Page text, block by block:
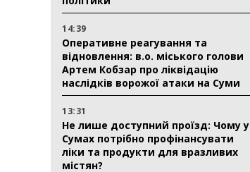
14:39
Оперативне реагування та
відновлення: в.о. міського голови
Артем Кобзар про ліквідацію
наслідків ворожої атаки на Суми
13:31
Не лише доступний проїзд: Чому у
Сумах потрібно профінансувати
ліки та продукти для вразливих
містян?